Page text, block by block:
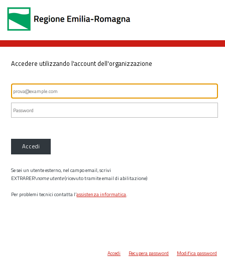
Accedere utilizzando l'account dell'organizzazione
Accedi
Se sei un utente esterno, nel campo email, scrivi
EXTRARER\nome utente(ricevuto tramite email di abilitazione)
Per problemi tecnici contatta l’assistenza informatica.
Accedi Recupera password Modifica password